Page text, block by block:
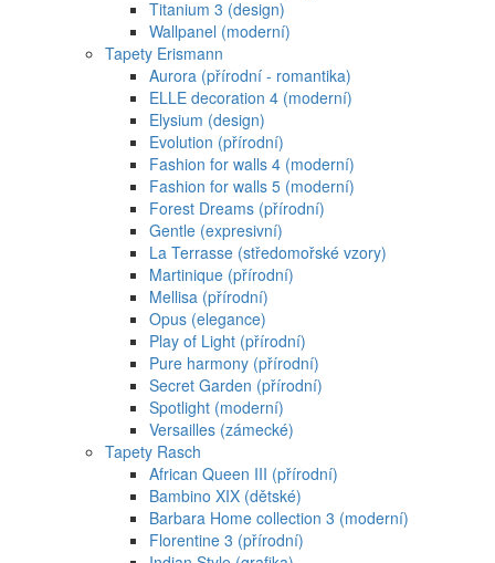
Titanium 3 (design)
Wallpanel (moderní)
Tapety Erismann
Aurora (přírodní - romantika)
ELLE decoration 4 (moderní)
Elysium (design)
Evolution (přírodní)
Fashion for walls 4 (moderní)
Fashion for walls 5 (moderní)
Forest Dreams (přírodní)
Gentle (expresivní)
La Terrasse (středomořské vzory)
Martinique (přírodní)
Mellisa (přírodní)
Opus (elegance)
Play of Light (přírodní)
Pure harmony (přírodní)
Secret Garden (přírodní)
Spotlight (moderní)
Versailles (zámecké)
Tapety Rasch
African Queen III (přírodní)
Bambino XIX (dětské)
Barbara Home collection 3 (moderní)
Florentine 3 (přírodní)